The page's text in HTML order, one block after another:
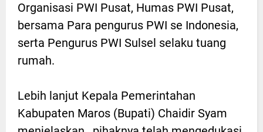
Organisasi PWI Pusat, Humas PWI Pusat,
bersama Para pengurus PWI se Indonesia,
serta Pengurus PWI Sulsel selaku tuang
rumah.
Lebih lanjut Kepala Pemerintahan
Kabupaten Maros (Bupati) Chaidir Syam